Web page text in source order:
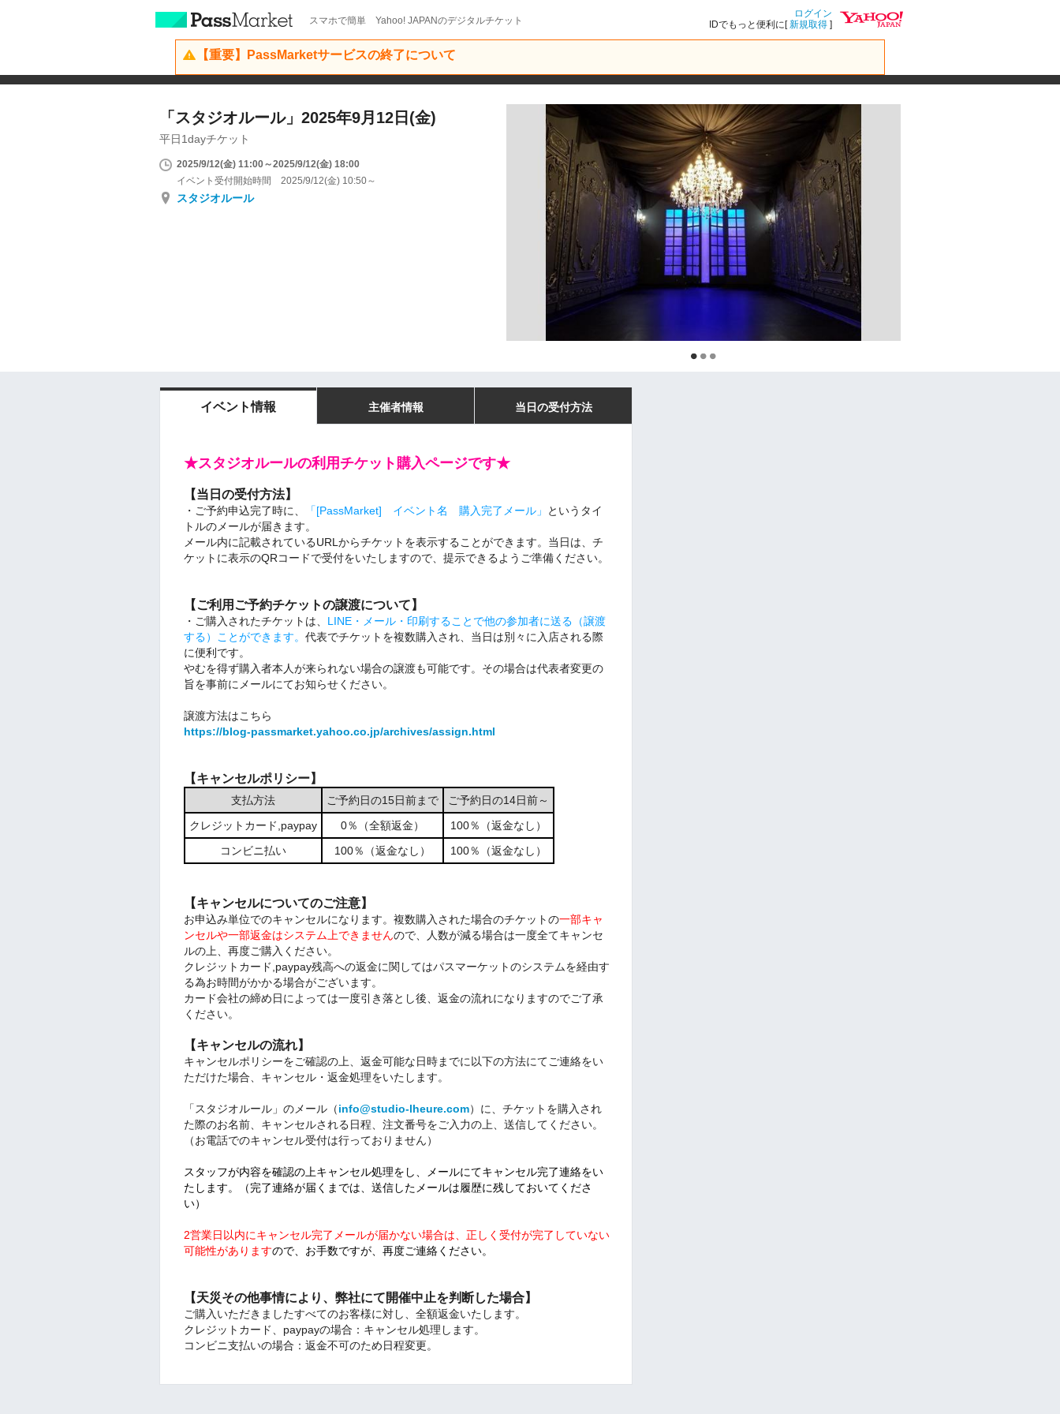
スマホで簡単 Yahoo! JAPANのデジタルチケット
ログイン
IDでもっと便利に[新規取得 ]
【重要】PassMarketサービスの終了について
「スタジオルール」2025年9月12日(金)
平日1dayチケット
2025/9/12(金) 11:00～2025/9/12(金) 18:00
イベント受付開始時間 2025/9/12(金) 10:50～
スタジオルール
イベント情報 主催者情報 当日の受付方法
★スタジオルールの利用チケット購入ページです★
【当日の受付方法】
・ご予約申込完了時に、 「[PassMarket] イベント名 購入完了メール」
というタイ
トルのメールが届きます。
メール内に記載されているURLからチケットを表示することができます。当日は、チ
ケットに表示のQRコードで受付をいたしますので、提示できるようご準備ください。
【ご利用ご予約チケットの譲渡について】
・ご購入されたチケットは、 LINE・メール・印刷することで他の参加者に送る（譲渡
する）ことができます。 代表でチケットを複数購入され、当日は別々に入店される際
に便利です。
やむを得ず購入者本人が来られない場合の譲渡も可能です。その場合は代表者変更の
旨を事前にメールにてお知らせください。
譲渡方法はこちら
https://blog-passmarket.yahoo.co.jp/archives/assign.html
【キャンセルポリシー】
支払方法 ご予約日の15日前まで
ご予約日の14日前～
クレジットカード,paypay
0％（全額返金）
100％（返金なし）
コンビニ払い
100％（返金なし） 100％（返金なし）
【キャンセルについてのご注意】
お申込み単位でのキャンセルになります。複数購入された場合のチケットの一部キャ
ンセルや一部返金はシステム上できませんので、人数が減る場合は一度全てキャンセ
ルの上、再度ご購入ください。
クレジットカード,paypay残高への返金に関してはパスマーケットのシステムを経由す
る為お時間がかかる場合がございます。
カード会社の締め日によっては一度引き落とし後、返金の流れになりますのでご了承
ください。
【キャンセルの流れ】
キャンセルポリシーをご確認の上、返金可能な日時までに以下の方法にてご連絡をい
ただけた場合、キャンセル・返金処理をいたします。
「スタジオルール」のメール（info@studio-lheure.com）に、チケットを購入され
た際のお名前、キャンセルされる日程、注文番号をご入力の上、送信してください。
（お電話でのキャンセル受付は行っておりません）
スタッフが内容を確認の上キャンセル処理をし、メールにてキャンセル完了連絡をい
たします。（完了連絡が届くまでは、送信したメールは履歴に残しておいてくださ
い）
2営業日以内にキャンセル完了メールが届かない場合は、正しく受付が完了していない
可能性がありますので、お手数ですが、再度ご連絡ください。
【天災その他事情により、弊社にて開催中止を判断した場合】
ご購入いただきましたすべてのお客様に対し、全額返金いたします。
クレジットカード、paypayの場合：キャンセル処理します。
コンビニ支払いの場合：返金不可のため日程変更。